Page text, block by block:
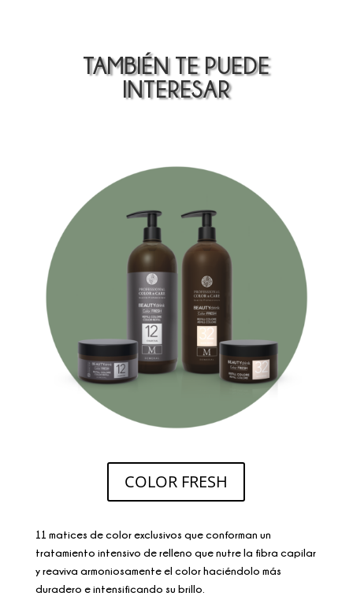
TAMBIÉN TE PUEDE
INTERESAR
COLOR FRESH
11 matices de color exclusivos que conforman un
tratamiento intensivo de relleno que nutre la fibra capilar
y reaviva armoniosamente el color haciéndolo más
duradero e intensificando su brillo.